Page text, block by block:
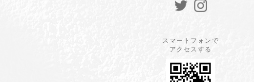
スマートフォンで
アクセスする